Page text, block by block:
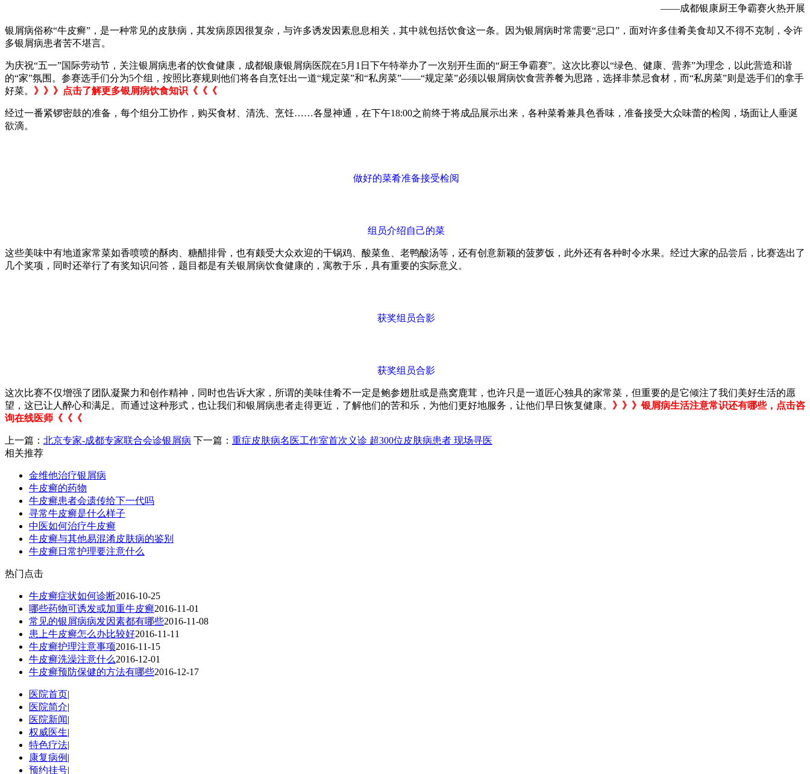
——成都银康厨王争霸赛火热开展
银屑病俗称“牛皮癣”，是一种常见的皮肤病，其发病原因很复杂，与许多诱发因素息息相关，其中就包括饮食这一条。因为银屑病时常需要“忌口”，面对许多佳肴美食却又不得不克制，令许
多银屑病患者苦不堪言。
为庆祝“五一”国际劳动节，关注银屑病患者的饮食健康，成都银康银屑病医院在5月1日下午特举办了一次别开生面的“厨王争霸赛”。这次比赛以“绿色、健康、营养”为理念，以此营造和谐
的“家”氛围。参赛选手们分为5个组，按照比赛规则他们将各自烹饪出一道“规定菜”和“私房菜”——“规定菜”必须以银屑病饮食营养餐为思路，选择非禁忌食材，而“私房菜”则是选手们的拿手
好菜。 》》》点击了解更多银屑病饮食知识《《《
经过一番紧锣密鼓的准备，每个组分工协作，购买食材、清洗、烹饪……各显神通，在下午18:00之前终于将成品展示出来，各种菜肴兼具色香味，准备接受大众味蕾的检阅，场面让人垂涎
欲滴。
做好的菜肴准备接受检阅
组员介绍自己的菜
这些美味中有地道家常菜如香喷喷的酥肉、糖醋排骨，也有颇受大众欢迎的干锅鸡、酸菜鱼、老鸭酸汤等，还有创意新颖的菠萝饭，此外还有各种时令水果。经过大家的品尝后，比赛选出了
几个奖项，同时还举行了有奖知识问答，题目都是有关银屑病饮食健康的，寓教于乐，具有重要的实际意义。
获奖组员合影
获奖组员合影
这次比赛不仅增强了团队凝聚力和创作精神，同时也告诉大家，所谓的美味佳肴不一定是鲍参翅肚或是燕窝鹿茸，也许只是一道匠心独具的家常菜，但重要的是它倾注了我们美好生活的愿
望，这已让人醉心和满足。而通过这种形式，也让我们和银屑病患者走得更近，了解他们的苦和乐，为他们更好地服务，让他们早日恢复健康。 》》》银屑病生活注意常识还有哪些，点击咨
询在线医师《《《
上一篇： 北京专家-成都专家联合会诊银屑病 下一篇： 重症皮肤病名医工作室首次义诊 超300位皮肤病患者 现场寻医
相关推荐
金维他治疗银屑病
牛皮癣的药物
牛皮癣患者会遗传给下一代吗
寻常牛皮癣是什么样子
中医如何治疗牛皮癣
牛皮癣与其他易混淆皮肤病的鉴别
牛皮癣日常护理要注意什么
热门点击
牛皮癣症状如何诊断2016-10-25
哪些药物可诱发或加重牛皮癣2016-11-01
常见的银屑病病发因素都有哪些2016-11-08
患上牛皮癣怎么办比较好2016-11-11
牛皮癣护理注意事项2016-11-15
牛皮癣洗澡注意什么2016-12-01
牛皮癣预防保健的方法有哪些2016-12-17
医院首页|
医院简介|
医院新闻|
权威医生|
特色疗法|
康复病例 |
预约挂号|